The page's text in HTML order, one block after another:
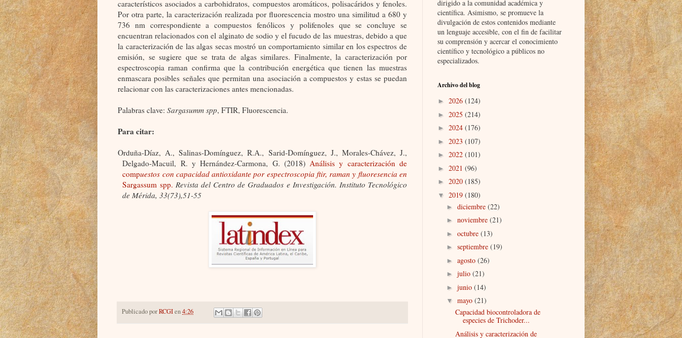
característicos asociados a carbohidratos, compuestos aromáticos, polisacáridos y fenoles.
Por otra parte, la caracterización realizada por fluorescencia mostro una similitud a 680 y
736 nm correspondiente a compuestos fenólicos y polifenoles que se concluye se
encuentran relacionados con el alginato de sodio y el fucudo de las muestras, debido a que
la caracterización de las algas secas mostró un comportamiento similar en los espectros de
emisión, se sugiere que se trata de algas similares. Finalmente, la caracterización por
espectroscopia raman confirma que la contribución energética que tienen las muestras
enmascara posibles señales que permitan una asociación a compuestos y estas se puedan
relacionar con las caracterizaciones antes mencionadas.
Palabras clave: Sargasumm spp, FTIR, Fluorescencia.
Para citar:
Orduña-Díaz, A., Salinas-Domínguez, R.A., Sarid-Domínguez, J., Morales-Chávez, J.,
Delgado-Macuil, R. y Hernández-Carmona, G. (2018)Análisis y caracterización de
compuestos con capacidad antioxidante por espectroscopia ftir, raman y fluoresencia en
Sargassum spp. Revista del Centro de Graduados e Investigación. Instituto Tecnológico
de Mérida, 33(73),51-55
Publicado porRCGIen4:26
dirigido a la comunidad académica y
científica. Asimismo, se promueve la
divulgación de estos contenidos mediante
un lenguaje accesible, con el fin de facilitar
su comprensión y acercar el conocimiento
científico y tecnológico a públicos no
especializados.
Archivo del blog
► 2026 (124)
► 2025 (214)
► 2024 (176)
► 2023 (107)
► 2022 (101)
► 2021 (96)
► 2020 (185)
▼ 2019 (180)
► diciembre (22)
► noviembre (21)
► octubre (13)
► septiembre (19)
► agosto (26)
► julio (21)
► junio (14)
▼ mayo (21)
Capacidad biocontroladora de
especies de Trichoder...
Análisis y caracterización de